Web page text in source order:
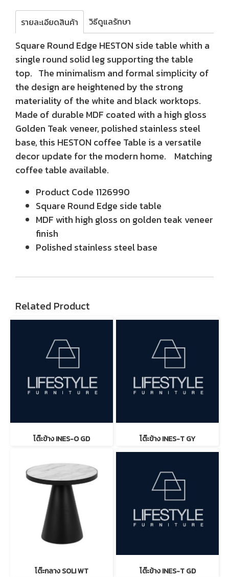
รายละเอียดสินค้า วิธีดูแลรักษา
Square Round Edge HESTON side table whith a
single round solid leg supporting the table
top. The minimalism and formal simplicity of
the design are heightened by the strong
materiality of the white and black worktops.
Made of durable MDF coated with a high gloss
Golden Teak veneer, polished stainless steel
base, this HESTON coffee Table is a versatile
decor update for the modern home. Matching
coffee table available.
Product Code 1126990
Square Round Edge side table
MDF with high gloss on golden teak veneer
finish
Polished stainless steel base
Related Product
โต๊ะข้าง INES-O GD โต๊ะข้าง INES-T GY
โต๊ะกลาง SOLI WT โต๊ะข้าง INES-T GD